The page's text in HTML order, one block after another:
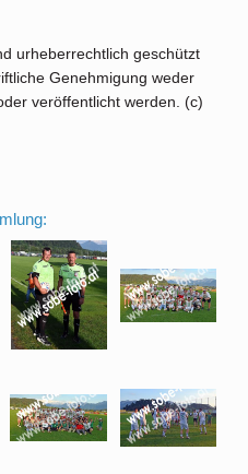
urheberrechtlich geschützt
Genehmigung weder
veröffentlicht werden. (c)